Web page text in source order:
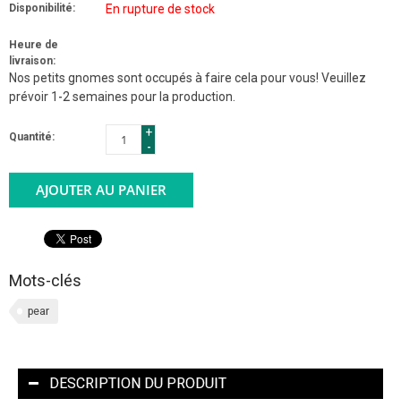
Disponibilité: En rupture de stock
Heure de
livraison:
Nos petits gnomes sont occupés à faire cela pour vous! Veuillez
prévoir 1-2 semaines pour la production.
Quantité:
+
-
AJOUTER AU PANIER
Mots-clés
pear
DESCRIPTION DU PRODUIT